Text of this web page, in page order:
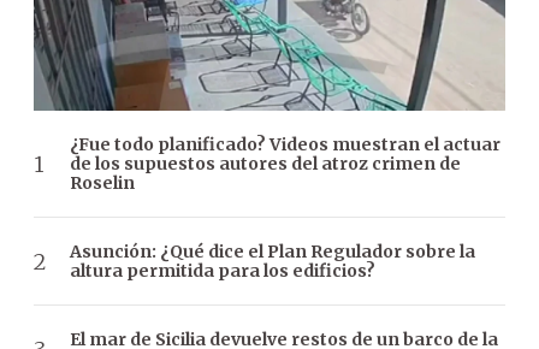
¿Fue todo planificado? Videos muestran el actuar
de los supuestos autores del atroz crimen de
Roselin
Asunción: ¿Qué dice el Plan Regulador sobre la
altura permitida para los edificios?
El mar de Sicilia devuelve restos de un barco de la